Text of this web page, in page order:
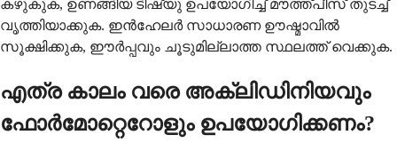
കഴുകുക, ഉണങ്ങിയ ടിഷ്യു ഉപയോഗിച്ച് മൗത്ത്പീസ് തുടച്ച്
വൃത്തിയാക്കുക. ഇൻഹേലർ സാധാരണ ഊഷ്മാവിൽ
സൂക്ഷിക്കുക, ഈർപ്പവും ചൂടുമില്ലാത്ത സ്ഥലത്ത് വെക്കുക.
എത്ര കാലം വരെ അക്ലിഡിനിയവും
ഫോർമോറ്റെറോളും ഉപയോഗിക്കണം?